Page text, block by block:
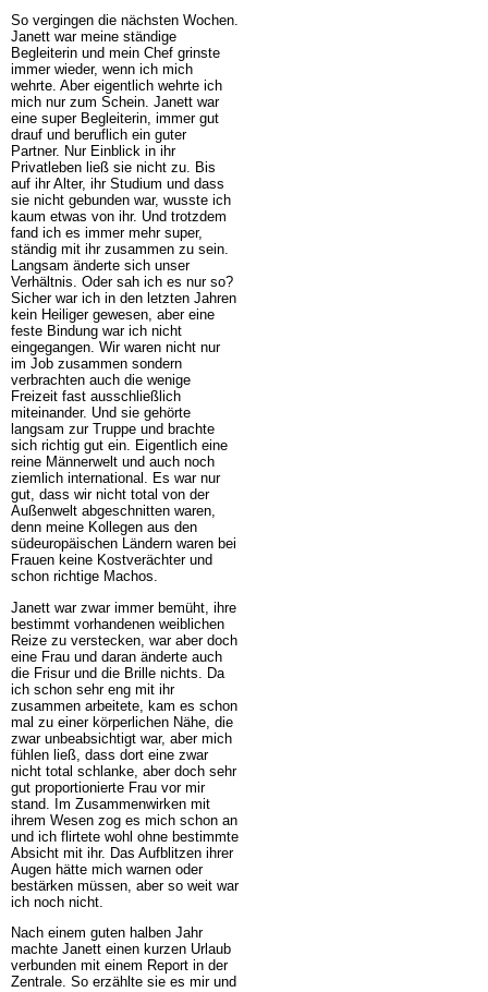
So vergingen die nächsten Wochen.
Janett war meine ständige
Begleiterin und mein Chef grinste
immer wieder, wenn ich mich
wehrte. Aber eigentlich wehrte ich
mich nur zum Schein. Janett war
eine super Begleiterin, immer gut
drauf und beruflich ein guter
Partner. Nur Einblick in ihr
Privatleben ließ sie nicht zu. Bis
auf ihr Alter, ihr Studium und dass
sie nicht gebunden war, wusste ich
kaum etwas von ihr. Und trotzdem
fand ich es immer mehr super,
ständig mit ihr zusammen zu sein.
Langsam änderte sich unser
Verhältnis. Oder sah ich es nur so?
Sicher war ich in den letzten Jahren
kein Heiliger gewesen, aber eine
feste Bindung war ich nicht
eingegangen. Wir waren nicht nur
im Job zusammen sondern
verbrachten auch die wenige
Freizeit fast ausschließlich
miteinander. Und sie gehörte
langsam zur Truppe und brachte
sich richtig gut ein. Eigentlich eine
reine Männerwelt und auch noch
ziemlich international. Es war nur
gut, dass wir nicht total von der
Außenwelt abgeschnitten waren,
denn meine Kollegen aus den
südeuropäischen Ländern waren bei
Frauen keine Kostverächter und
schon richtige Machos.
Janett war zwar immer bemüht, ihre
bestimmt vorhandenen weiblichen
Reize zu verstecken, war aber doch
eine Frau und daran änderte auch
die Frisur und die Brille nichts. Da
ich schon sehr eng mit ihr
zusammen arbeitete, kam es schon
mal zu einer körperlichen Nähe, die
zwar unbeabsichtigt war, aber mich
fühlen ließ, dass dort eine zwar
nicht total schlanke, aber doch sehr
gut proportionierte Frau vor mir
stand. Im Zusammenwirken mit
ihrem Wesen zog es mich schon an
und ich flirtete wohl ohne bestimmte
Absicht mit ihr. Das Aufblitzen ihrer
Augen hätte mich warnen oder
bestärken müssen, aber so weit war
ich noch nicht.
Nach einem guten halben Jahr
machte Janett einen kurzen Urlaub
verbunden mit einem Report in der
Zentrale. So erzählte sie es mir und